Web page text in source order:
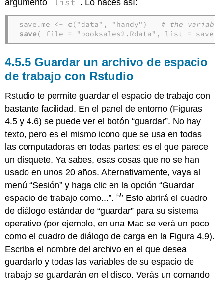
argumento
list . Lo haces así:
save.me <- c ("data", "handy")
# the
save( file = "booksales2.Rdata", list =
Guardar un archivo de espacio
de trabajo con Rstudio
Rstudio te permite guardar el espacio de trabajo con
bastante facilidad. En el panel de entorno (Figuras
4.5 y 4.6) se puede ver el botón “guardar”. No hay
texto, pero es el mismo icono que se usa en todas
las computadoras en todas partes: es el que parece
un disquete. Ya sabes, esas cosas que no se han
usado en unos 20 años. Alternativamente, vaya al
menú “Sesión” y haga clic en la opción “Guardar
espacio de trabajo como...”.55 Esto abrirá el cuadro
de diálogo estándar de “guardar” para su sistema
operativo (por ejemplo, en una Mac se verá un poco
como el cuadro de diálogo de carga en la Figura 4.9).
Escriba el nombre del archivo en el que desea
guardarlo y todas las variables de su espacio de
trabajo se guardarán en el disco. Verás un comando